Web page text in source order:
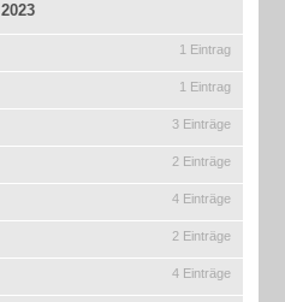
2023
1 Eintrag
1 Eintrag
3 Einträge
2 Einträge
4 Einträge
2 Einträge
4 Einträge